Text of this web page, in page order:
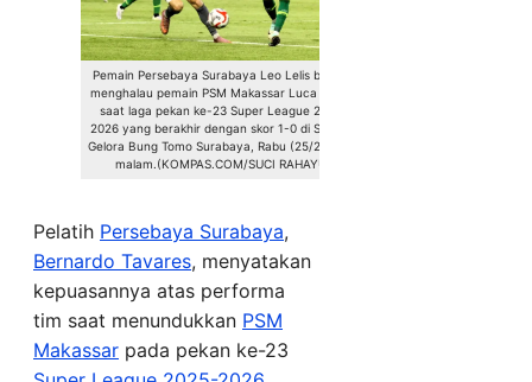
Pemain Persebaya Surabaya Leo Lelis bersiap
menghalau pemain PSM Makassar Luca Cumic
saat laga pekan ke-23 Super League 2025-
2026 yang berakhir dengan skor 1-0 di Stadion
Gelora Bung Tomo Surabaya, Rabu (25/2/2026)
malam.(KOMPAS.COM/SUCI RAHAYU)
Pelatih Persebaya Surabaya,
Bernardo Tavares, menyatakan
kepuasannya atas performa
tim saat menundukkan PSM
Makassar pada pekan ke-23